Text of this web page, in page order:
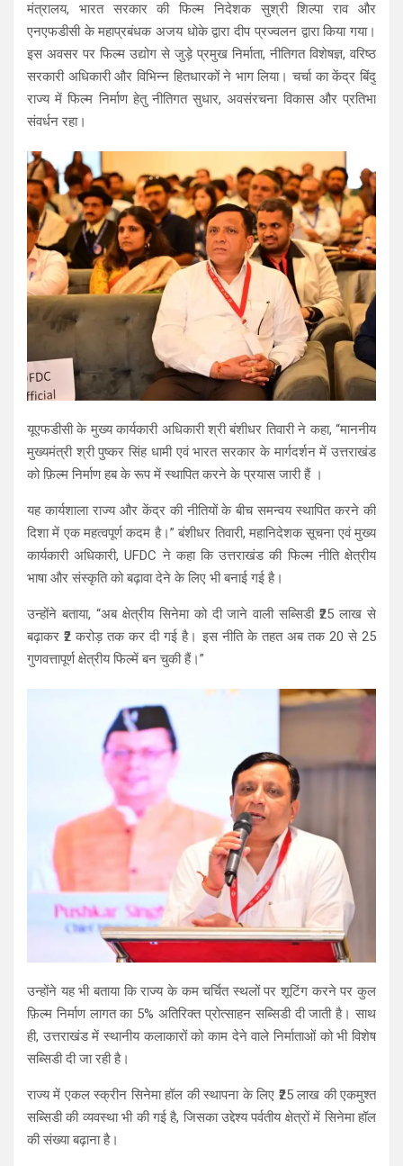
मंत्रालय, भारत सरकार की फिल्म निदेशक सुश्री शिल्पा राव और
एनएफडीसी के महाप्रबंधक अजय धोके द्वारा दीप प्रज्वलन द्वारा किया गया।
इस अवसर पर फिल्म उद्योग से जुड़े प्रमुख निर्माता, नीतिगत विशेषज्ञ, वरिष्ठ
सरकारी अधिकारी और विभिन्न हितधारकों ने भाग लिया। चर्चा का केंद्र बिंदु
राज्य में फिल्म निर्माण हेतु नीतिगत सुधार, अवसंरचना विकास और प्रतिभा
संवर्धन रहा।
यूएफडीसी के मुख्य कार्यकारी अधिकारी श्री बंशीधर तिवारी ने कहा, “माननीय
मुख्यमंत्री श्री पुष्कर सिंह धामी एवं भारत सरकार के मार्गदर्शन में उत्तराखंड
को फ़िल्म निर्माण हब के रूप में स्थापित करने के प्रयास जारी हैं ।
यह कार्यशाला राज्य और केंद्र की नीतियों के बीच समन्वय स्थापित करने की
दिशा में एक महत्वपूर्ण कदम है।” बंशीधर तिवारी, महानिदेशक सूचना एवं मुख्य
कार्यकारी अधिकारी, UFDC ने कहा कि उत्तराखंड की फिल्म नीति क्षेत्रीय
भाषा और संस्कृति को बढ़ावा देने के लिए भी बनाई गई है।
उन्होंने बताया, “अब क्षेत्रीय सिनेमा को दी जाने वाली सब्सिडी ₹25 लाख से
बढ़ाकर ₹2 करोड़ तक कर दी गई है। इस नीति के तहत अब तक 20 से 25
गुणवत्तापूर्ण क्षेत्रीय फिल्में बन चुकी हैं।”
उन्होंने यह भी बताया कि राज्य के कम चर्चित स्थलों पर शूटिंग करने पर कुल
फ़िल्म निर्माण लागत का 5% अतिरिक्त प्रोत्साहन सब्सिडी दी जाती है। साथ
ही, उत्तराखंड में स्थानीय कलाकारों को काम देने वाले निर्माताओं को भी विशेष
सब्सिडी दी जा रही है।
राज्य में एकल स्क्रीन सिनेमा हॉल की स्थापना के लिए ₹25 लाख की एकमुश्त
सब्सिडी की व्यवस्था भी की गई है, जिसका उद्देश्य पर्वतीय क्षेत्रों में सिनेमा हॉल
की संख्या बढ़ाना है।